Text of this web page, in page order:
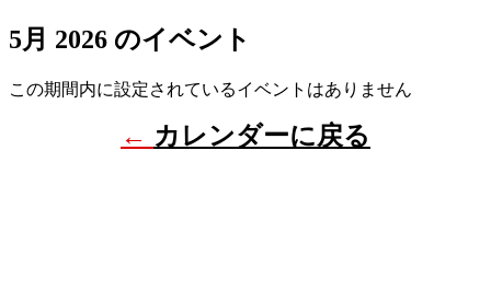
5月 2026 のイベント
この期間内に設定されているイベントはありません
← カレンダーに戻る